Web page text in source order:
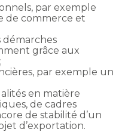
par exemple
de commerce et
démarches
grâce aux
par exemple un
en matière
de cadres
de stabilité d’un
d’exportation.